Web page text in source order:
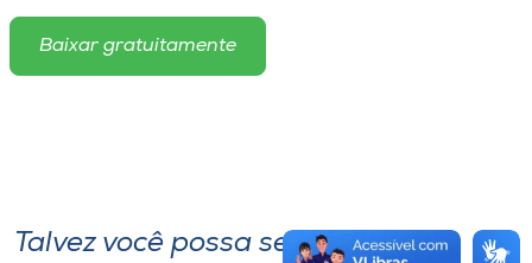
Baixar gratuitamente
Talvez você possa se interessar